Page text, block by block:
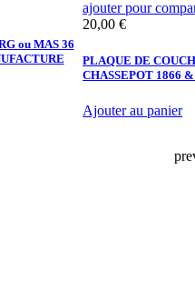
ou MAS 36
ajouter pour
Prix
20,00 €
PLAQUE DE
CHASSEPOT 1866
Ajouter au panier